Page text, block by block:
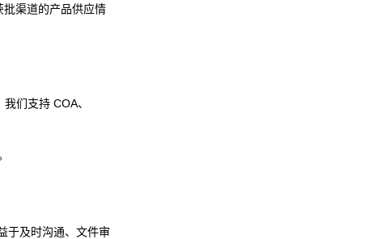
渠道的产品供应情
们支持 COA、
于及时沟通、文件审